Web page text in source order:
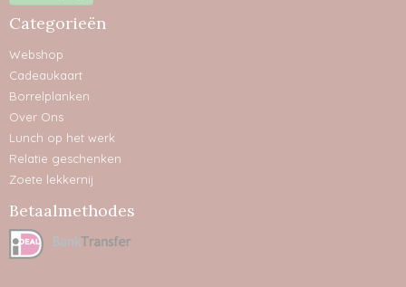
Categorieën
Webshop
Cadeaukaart
Borrelplanken
Over Ons
Lunch op het werk
Relatie geschenken
Zoete lekkernij
Betaalmethodes